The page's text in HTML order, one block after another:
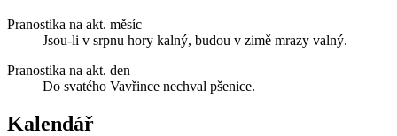
Pranostika na akt. měsíc
Jsou-li v srpnu hory kalný, budou v zimě mrazy valný.
Pranostika na akt. den
Do svatého Vavřince nechval pšenice.
Kalendář